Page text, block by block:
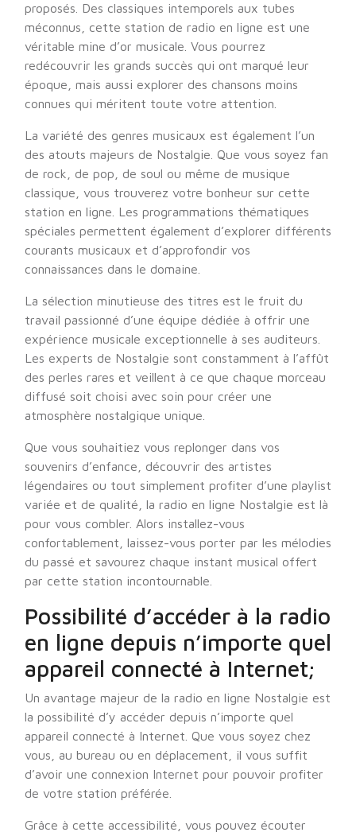
proposés. Des classiques intemporels aux tubes
méconnus, cette station de radio en ligne est une
véritable mine d’or musicale. Vous pourrez
redécouvrir les grands succès qui ont marqué leur
époque, mais aussi explorer des chansons moins
connues qui méritent toute votre attention.
La variété des genres musicaux est également l’un
des atouts majeurs de Nostalgie. Que vous soyez fan
de rock, de pop, de soul ou même de musique
classique, vous trouverez votre bonheur sur cette
station en ligne. Les programmations thématiques
spéciales permettent également d’explorer différents
courants musicaux et d’approfondir vos
connaissances dans le domaine.
La sélection minutieuse des titres est le fruit du
travail passionné d’une équipe dédiée à offrir une
expérience musicale exceptionnelle à ses auditeurs.
Les experts de Nostalgie sont constamment à l’affût
des perles rares et veillent à ce que chaque morceau
diffusé soit choisi avec soin pour créer une
atmosphère nostalgique unique.
Que vous souhaitiez vous replonger dans vos
souvenirs d’enfance, découvrir des artistes
légendaires ou tout simplement profiter d’une playlist
variée et de qualité, la radio en ligne Nostalgie est là
pour vous combler. Alors installez-vous
confortablement, laissez-vous porter par les mélodies
du passé et savourez chaque instant musical offert
par cette station incontournable.
Possibilité d’accéder à la radio
en ligne depuis n’importe quel
appareil connecté à Internet;
Un avantage majeur de la radio en ligne Nostalgie est
la possibilité d’y accéder depuis n’importe quel
appareil connecté à Internet. Que vous soyez chez
vous, au bureau ou en déplacement, il vous suffit
d’avoir une connexion Internet pour pouvoir profiter
de votre station préférée.
Grâce à cette accessibilité, vous pouvez écouter